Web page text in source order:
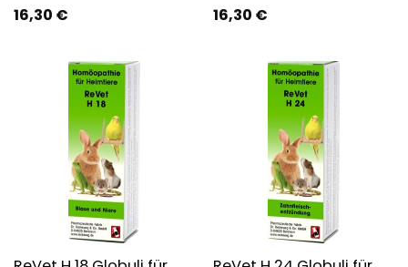
16,30 €
16,30 €